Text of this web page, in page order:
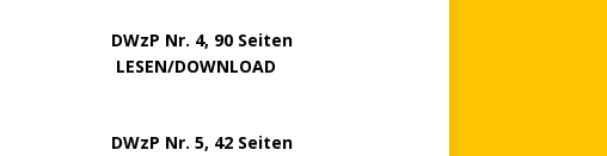
DWzP Nr. 4, 90 Seiten
LESEN/DOWNLOAD
DWzP Nr. 5, 42 Seiten